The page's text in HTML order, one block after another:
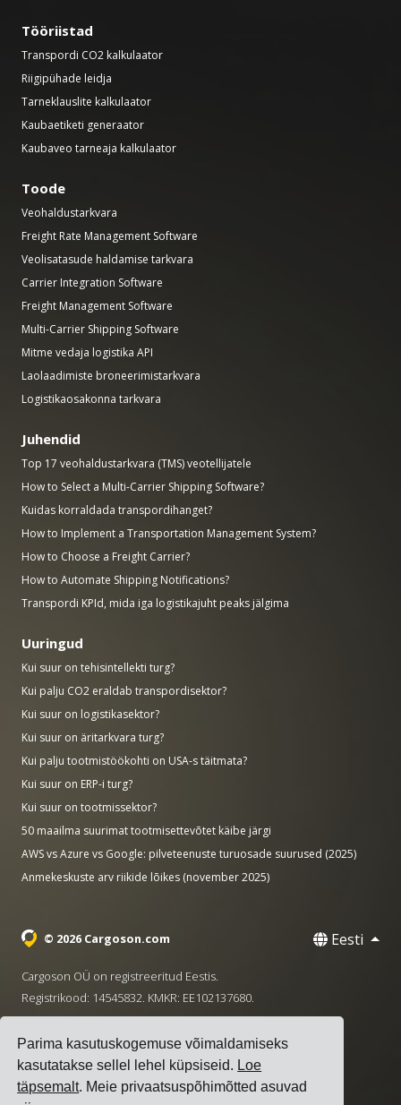
Parima kasutuskogemuse võimaldamiseks
kasutatakse sellel lehel küpsiseid. Loe
täpsemalt. Meie privaatsuspõhimõtted asuvad
Tööriistad
Transpordi CO2 kalkulaator
Riigipühade leidja
Tarneklauslite kalkulaator
Kaubaetiketi generaator
Kaubaveo tarneaja kalkulaator
Toode
Veohaldustarkvara
Freight Rate Management Software
Veolisatasude haldamise tarkvara
Carrier Integration Software
Freight Management Software
Multi-Carrier Shipping Software
Mitme vedaja logistika API
Laolaadimiste broneerimistarkvara
Logistikaosakonna tarkvara
Juhendid
Top 17 veohaldustarkvara (TMS) veotellijatele
How to Select a Multi-Carrier Shipping Software?
Kuidas korraldada transpordihanget?
How to Implement a Transportation Management System?
How to Choose a Freight Carrier?
How to Automate Shipping Notifications?
Transpordi KPId, mida iga logistikajuht peaks jälgima
Uuringud
Kui suur on tehisintellekti turg?
Kui palju CO2 eraldab transpordisektor?
Kui suur on logistikasektor?
Kui suur on äritarkvara turg?
Kui palju tootmistöökohti on USA-s täitmata?
Kui suur on ERP-i turg?
Kui suur on tootmissektor?
50 maailma suurimat tootmisettevõtet käibe järgi
AWS vs Azure vs Google: pilveteenuste turuosade suurused (2025)
Anmekeskuste arv riikide lõikes (november 2025)
© 2026 Cargoson.com Eesti
Cargoson OÜ on registreeritud Eestis.
Registrikood: 14545832. KMKR: EE102137680.
· hello@cargoson.com
Teenuse tingimused Privaatsuseeskirjad